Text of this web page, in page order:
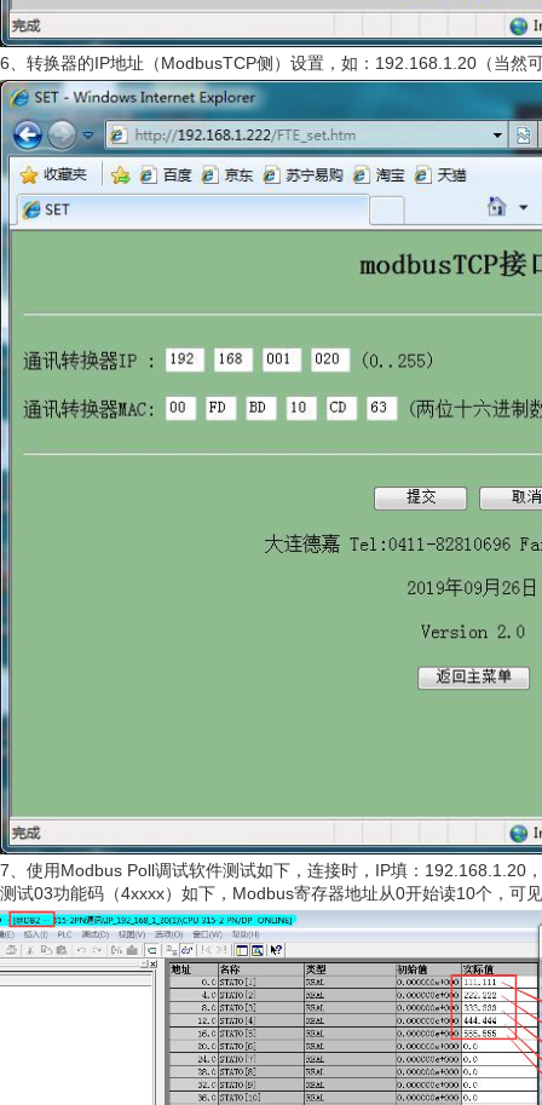
6、转换器的IP地址（ModbusTCP侧）设置，如：192.168.1.20（当然
7、使用Modbus Poll调试软件测试如下，连接时，IP填：192.168.1.20
测试03功能码（4xxxx）如下，Modbus寄存器地址从0开始读10个，可